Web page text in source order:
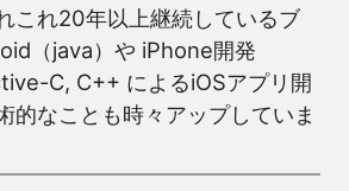
これ20年以上継続しているブ
（java）や iPhone開発
C, C++ によるiOSアプリ開
的なことも時々アップしていま